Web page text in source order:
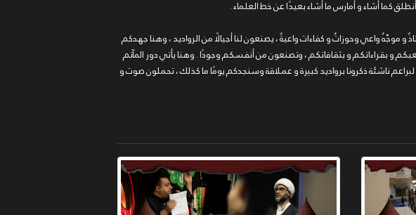
كما أشاء و أمارس ما أشاء بعيدًا عن خط العلماء .
و موجّهٌ واعي وحوزاتٌ و كفاءات واعيةٌ ، يصنعون لنا أجيالًا من الرواديد ، وهنا جهدكم
و بقراءاتكم و بثقافاتكم ، وتصنعون من أنفسكم وجودًا . وهنا يأتي دور المآتم
ناشئة ذكرونا برواديد كبيرة و عملاقة وسنجدكم يومًا ما كذلك ، تحملون صوت و